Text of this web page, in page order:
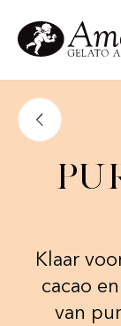
Klaar
cacao
van